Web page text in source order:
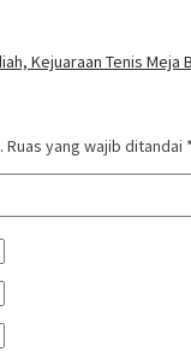
Kejuaraan Tenis Meja
Ruas yang wajib ditandai *